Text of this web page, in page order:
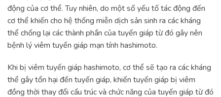
động của cơ thể. Tuy nhiên, do một số yếu tố tác động đến
cơ thể khiến cho hệ thống miễn dịch sản sinh ra các kháng
thể chống lại các thành phần của tuyến giáp từ đó gây nên
bệnh lý viêm tuyến giáp mạn tính hashimoto.
Khi bị viêm tuyến giáp hashimoto, cơ thể sẽ tạo ra các kháng
thể gây tổn hại đến tuyến giáp, khiến tuyến giáp bị viêm
đồng thời thay đổi cấu trúc và chức năng của tuyến giáp từ đó